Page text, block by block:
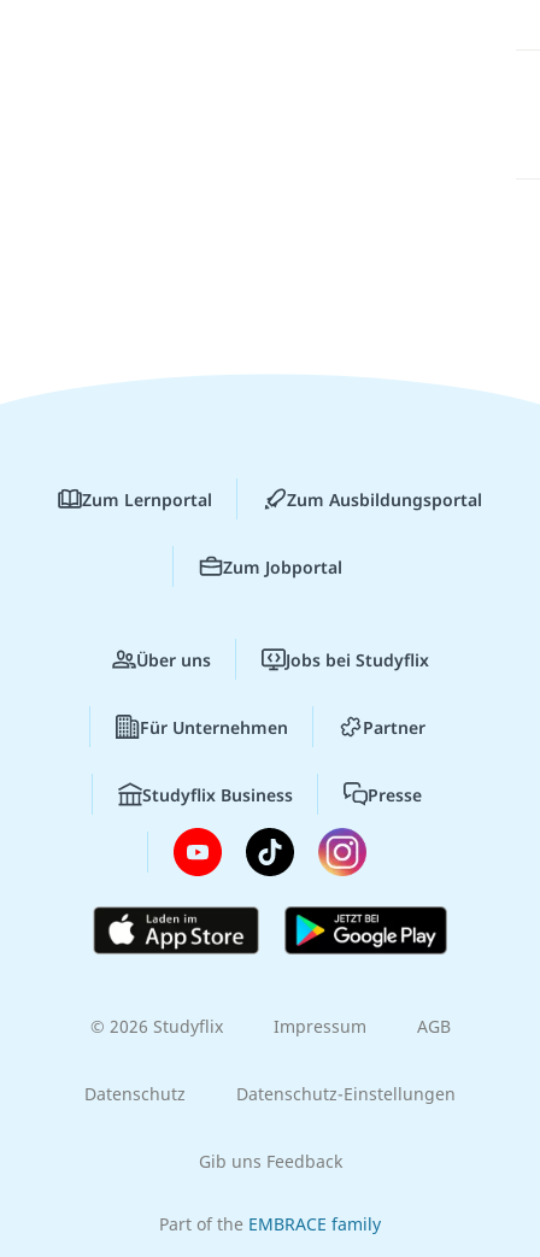
Zum Lernportal Zum Ausbildungsportal
Zum Jobportal
Über uns Jobs bei Studyflix
Für Unternehmen Partner
Studyflix Business Presse
© 2026 Studyflix Impressum AGB
Datenschutz Datenschutz-Einstellungen
Gib uns Feedback
Part of the EMBRACE family